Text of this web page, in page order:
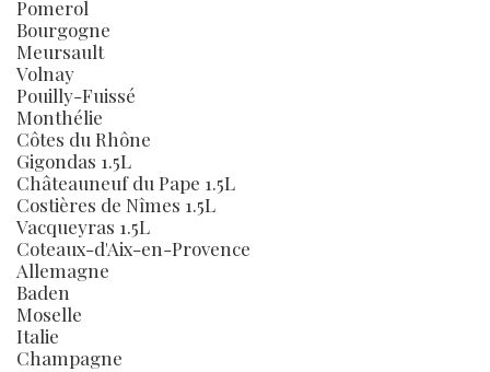
Pomerol
Bourgogne
Meursault
Volnay
Pouilly-Fuissé
Monthélie
Côtes du Rhône
Gigondas 1.5L
Châteauneuf du Pape 1.5L
Costières de Nîmes 1.5L
Vacqueyras 1.5L
Coteaux-d'Aix-en-Provence
Allemagne
Baden
Moselle
Italie
Champagne